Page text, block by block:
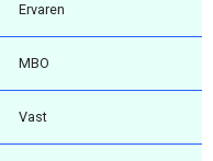
Ervaren
MBO
Vast